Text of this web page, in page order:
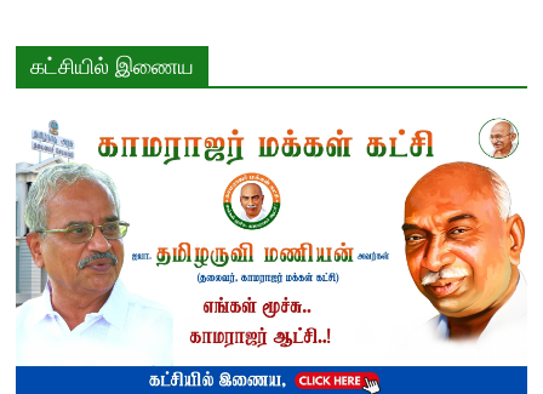
கட்சியில் இணைய